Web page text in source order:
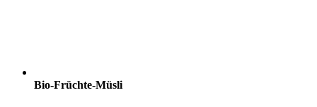
Bio-Früchte-Müsli